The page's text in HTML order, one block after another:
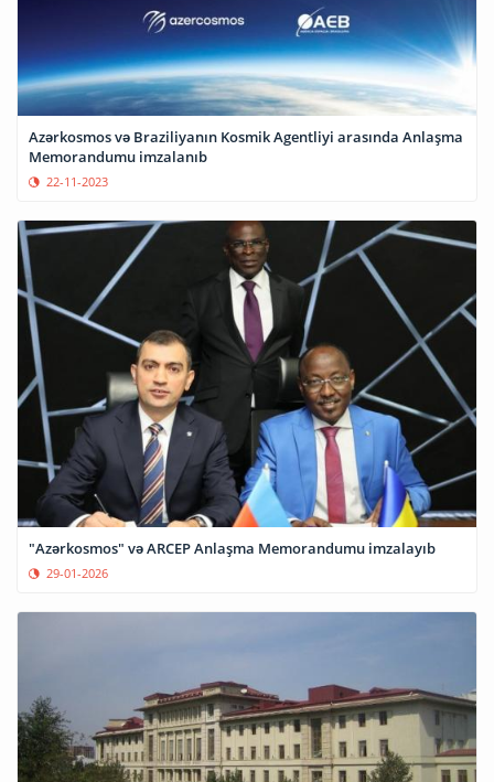
Azərkosmos və Braziliyanın Kosmik Agentliyi arasında Anlaşma
Memorandumu imzalanıb
22-11-2023
"Azərkosmos" və ARCEP Anlaşma Memorandumu imzalayıb
29-01-2026